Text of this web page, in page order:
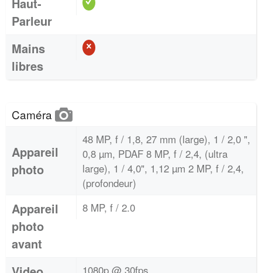
Parleur
Mains
libres
Caméra
Appareil
photo
48 MP, f / 1,8, 27 mm (large), 1 / 2,0 ",
0,8 µm, PDAF 8 MP, f / 2,4, (ultra
large), 1 / 4,0", 1,12 µm 2 MP, f / 2,4,
(profondeur)
Appareil
photo
avant
8 MP, f / 2.0
1080p @ 30fps